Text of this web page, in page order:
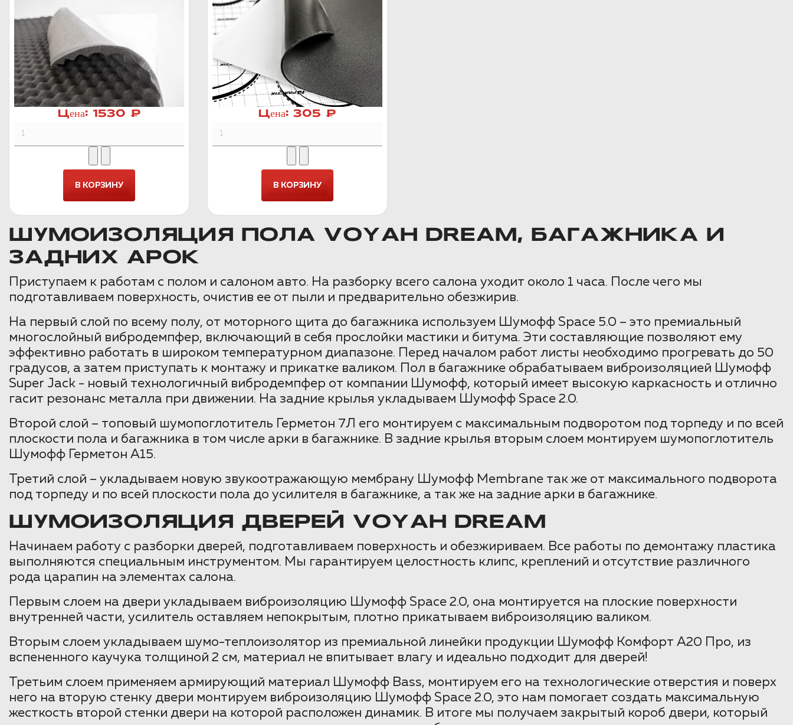
Цена: 1530 ₽ Цена: 305 ₽
ШУМОИЗОЛЯЦИЯ ПОЛА VOYAH DREAM, БАГАЖНИКА И
ЗАДНИХ АРОК
Приступаем к работам с полом и салоном авто. На разборку всего салона уходит около 1 часа. После чего мы
подготавливаем поверхность, очистив ее от пыли и предварительно обезжирив.
На первый слой по всему полу, от моторного щита до багажника используем Шумофф Space 5.0 – это премиальный
многослойный вибродемпфер, включающий в себя прослойки мастики и битума. Эти составляющие позволяют ему
эффективно работать в широком температурном диапазоне. Перед началом работ листы необходимо прогревать до 50
градусов, а затем приступать к монтажу и прикатке валиком. Пол в багажнике обрабатываем виброизоляцией Шумофф
Super Jack - новый технологичный вибродемпфер от компании Шумофф, который имеет высокую каркасность и отлично
гасит резонанс металла при движении. На задние крылья укладываем Шумофф Space 2.0.
Второй слой – топовый шумопоглотитель Герметон 7Л его монтируем с максимальным подворотом под торпеду и по всей
плоскости пола и багажника в том числе арки в багажнике. В задние крылья вторым слоем монтируем шумопоглотитель
Шумофф Герметон А15.
Третий слой – укладываем новую звукоотражающую мембрану Шумофф Membrane так же от максимального подворота
под торпеду и по всей плоскости пола до усилителя в багажнике, а так же на задние арки в багажнике.
ШУМОИЗОЛЯЦИЯ ДВЕРЕЙ VOYAH DREAM
Начинаем работу с разборки дверей, подготавливаем поверхность и обезжириваем. Все работы по демонтажу пластика
выполняются специальным инструментом. Мы гарантируем целостность клипс, креплений и отсутствие различного
рода царапин на элементах салона.
Первым слоем на двери укладываем виброизоляцию Шумофф Space 2.0, она монтируется на плоские поверхности
внутренней части, усилитель оставляем непокрытым, плотно прикатываем виброизоляцию валиком.
Вторым слоем укладываем шумо-теплоизолятор из премиальной линейки продукции Шумофф Комфорт А20 Про, из
вспененного каучука толщиной 2 см, материал не впитывает влагу и идеально подходит для дверей!
Третьим слоем применяем армирующий материал Шумофф Bass, монтируем его на технологические отверстия и поверх
него на вторую стенку двери монтируем виброизоляцию Шумофф Space 2.0, это нам помогает создать максимальную
жесткость второй стенки двери на которой расположен динамик. В итоге мы получаем закрытый короб двери, который